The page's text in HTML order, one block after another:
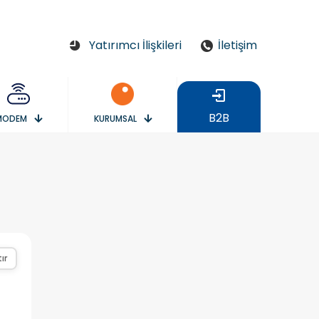
Yatırımcı İlişkileri İletişim
KURUMSAL B2B